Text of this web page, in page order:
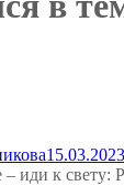
15.03.2023